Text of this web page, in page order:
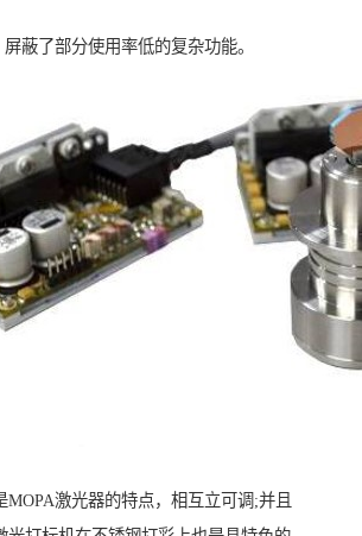
蔽了部分使用率低的复杂功能。
MOPA激光器的特点，相互立可调;并且